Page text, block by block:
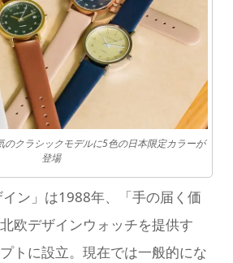
のクラシックモデルに5色の日本限定カラーが
登場
イン」は1988年、「手の届く価
欧デザインウォッチを提供す
トに設立。現在では一般的にな